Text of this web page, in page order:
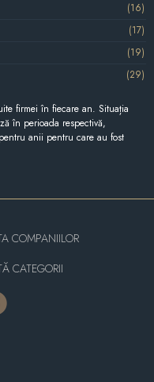
(16)
(17)
(19)
(29)
firmei în fiecare an. Situația
în perioada respectivă,
anii pentru care au fost
COMPANIILOR
CATEGORII